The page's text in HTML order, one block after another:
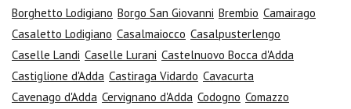
Borghetto Lodigiano Borgo San Giovanni Brembio Camairago
Casaletto Lodigiano Casalmaiocco Casalpusterlengo
Caselle Landi Caselle Lurani Castelnuovo Bocca d'Adda
Castiglione d'Adda Castiraga Vidardo Cavacurta
Cavenago d'Adda Cervignano d'Adda Codogno Comazzo